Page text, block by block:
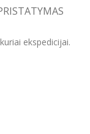
ekspedicijai.